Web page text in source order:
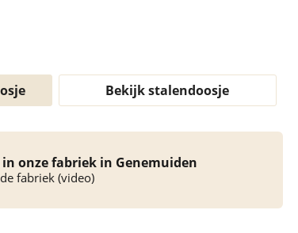
Bekijk stalendoosje
onze fabriek in Genemuiden
fabriek (video)